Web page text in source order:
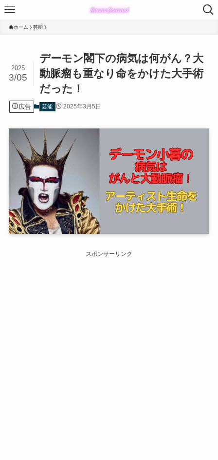
ホーム 芸能
デーモン閣下の病気は何がん？大
動脈瘤も重なり命をかけた大手術
だった！
2025
3/05
広告 芸能 2025年3月5日
スポンサーリンク